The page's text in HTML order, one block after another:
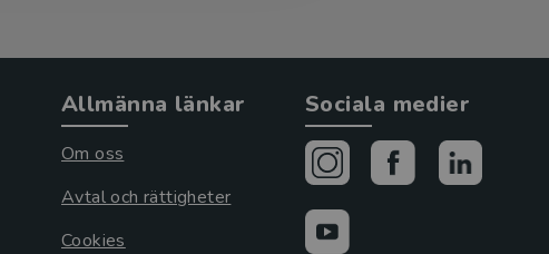
Allmänna länkar
Om oss
Avtal och rättigheter
Cookies
Sociala medier